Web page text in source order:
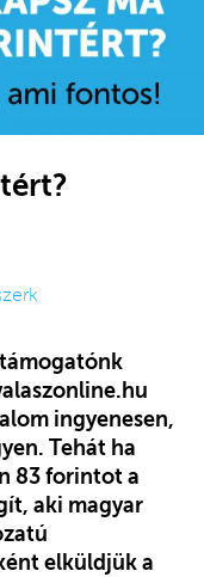
ingyenesen,
Tehát ha
83 forintot a
aki magyar
elküldjük a